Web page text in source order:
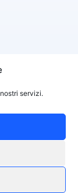
servizi.